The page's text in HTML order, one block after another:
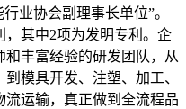
业协会副理事长单位”。
，其中2项为发明专利。企
丰富经验的研发团队，从
模具开发、注塑、加工、
运输，真正做到全流程品